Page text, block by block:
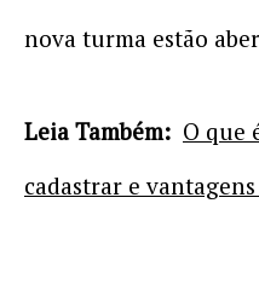
nova turma estão
Leia Também: O que
cadastrar e